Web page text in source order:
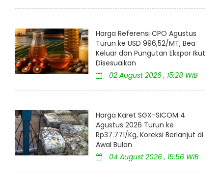
Harga Referensi CPO Agustus
Turun ke USD 996,52/MT, Bea
Keluar dan Pungutan Ekspor Ikut
Disesuaikan
02 August 2026 , 15:28 WIB
Harga Karet SGX-SICOM 4
Agustus 2026 Turun ke
Rp37.771/Kg, Koreksi Berlanjut di
Awal Bulan
04 August 2026 , 15:56 WIB